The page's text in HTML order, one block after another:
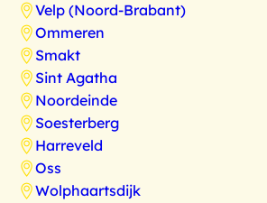
Velp (Noord-Brabant)
Ommeren
Smakt
Sint Agatha
Noordeinde
Soesterberg
Harreveld
Oss
Wolphaartsdijk